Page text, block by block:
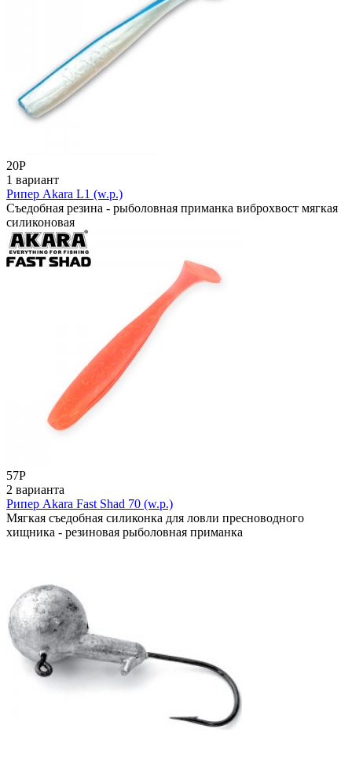
20Р
1 вариант
Рипер Akara L1 (w.p.)
Съедобная резина - рыболовная приманка виброхвост мягкая
силиконовая
57Р
2 варианта
Рипер Akara Fast Shad 70 (w.p.)
Мягкая съедобная силиконка для ловли пресноводного
хищника - резиновая рыболовная приманка